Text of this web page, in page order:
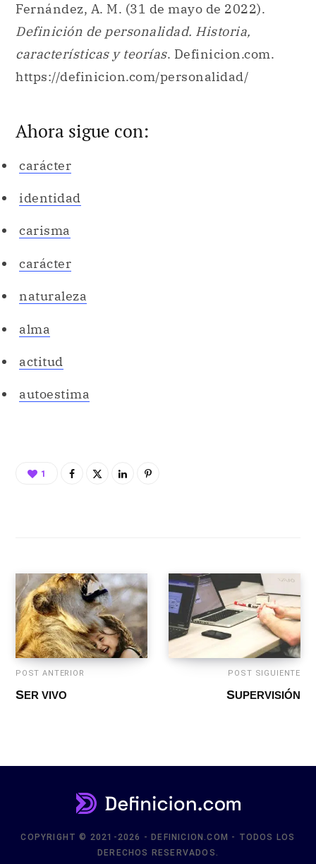
Fernández, A. M. (31 de mayo de 2022).
Definición de personalidad. Historia,
características y teorías. Definicion.com.
https://definicion.com/personalidad/
Ahora sigue con:
carácter
identidad
carisma
carácter
naturaleza
alma
actitud
autoestima
1
POST ANTERIOR
SER VIVO
POST SIGUIENTE
SUPERVISIÓN
COPYRIGHT © 2021-2026 - DEFINICION.COM - TODOS LOS
DERECHOS RESERVADOS.